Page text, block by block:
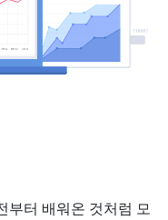
부터 배워온 것처럼 모